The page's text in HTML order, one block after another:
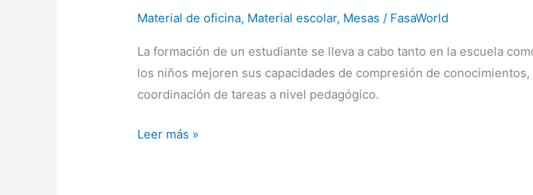
Material de oficina, Material escolar, Mesas / FasaWorld
La formación de un estudiante se lleva a cabo tanto en la escuela
los niños mejoren sus capacidades de compresión de
coordinación de tareas a nivel pedagógico.
Tendencias
Leer más »